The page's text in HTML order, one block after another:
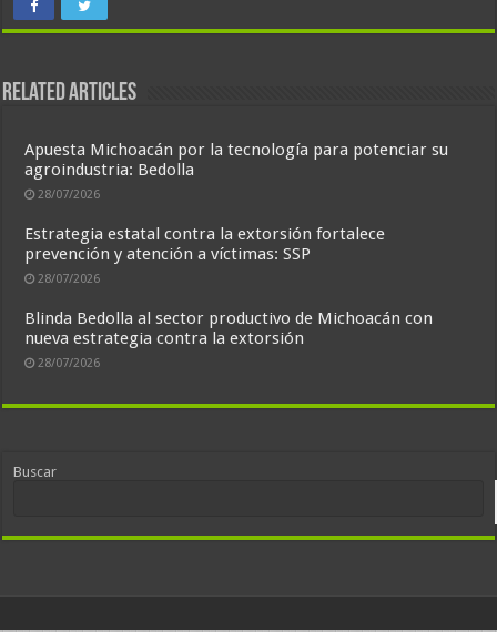
Related Articles
Apuesta Michoacán por la tecnología para potenciar su
agroindustria: Bedolla
28/07/2026
Estrategia estatal contra la extorsión fortalece
prevención y atención a víctimas: SSP
28/07/2026
Blinda Bedolla al sector productivo de Michoacán con
nueva estrategia contra la extorsión
28/07/2026
Buscar